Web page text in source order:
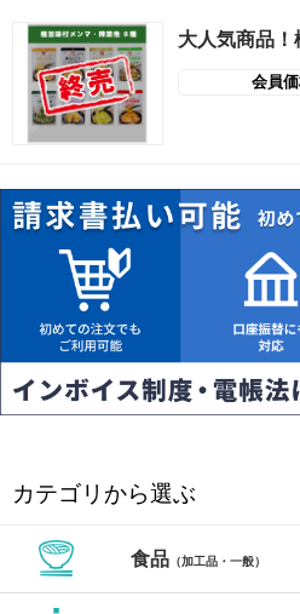
大人気商品！
会員
カテゴリから選ぶ
食品（加工品・一般）